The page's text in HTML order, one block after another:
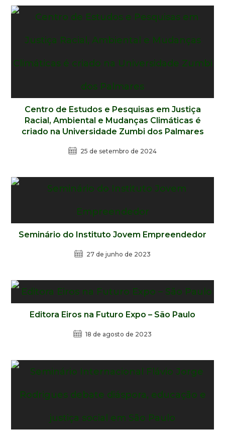
Centro de Estudos e Pesquisas em Justiça
Racial, Ambiental e Mudanças Climáticas é
criado na Universidade Zumbi dos Palmares
25 de setembro de 2024
Seminário do Instituto Jovem Empreendedor
27 de junho de 2023
Editora Eiros na Futuro Expo – São Paulo
18 de agosto de 2023